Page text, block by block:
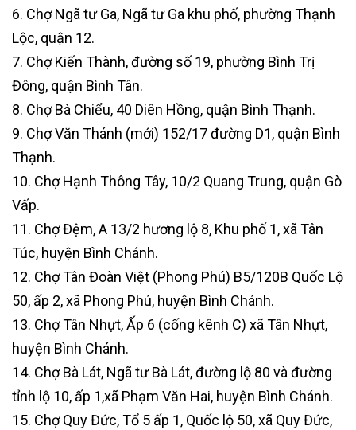
6. Chợ Ngã tư Ga, Ngã tư Ga khu phố, phường Thạnh
Lộc, quận 12.
7. Chợ Kiến Thành, đường số 19, phường Bình Trị
Đông, quận Bình Tân.
8. Chợ Bà Chiểu, 40 Diên Hồng, quận Bình Thạnh.
9. Chợ Văn Thánh (mới) 152/17 đường D1, quận Bình
Thạnh.
10. Chợ Hạnh Thông Tây, 10/2 Quang Trung, quận Gò
Vấp.
11. Chợ Đệm, A 13/2 hương lộ 8, Khu phố 1, xã Tân
Túc, huyện Bình Chánh.
12. Chợ Tân Đoàn Việt (Phong Phú) B5/120B Quốc Lộ
50, ấp 2, xã Phong Phú, huyện Bình Chánh.
13. Chợ Tân Nhựt, Ấp 6 (cống kênh C) xã Tân Nhựt,
huyện Bình Chánh.
14. Chợ Bà Lát, Ngã tư Bà Lát, đường lộ 80 và đường
tỉnh lộ 10, ấp 1,xã Phạm Văn Hai, huyện Bình Chánh.
15. Chợ Quy Đức, Tổ 5 ấp 1, Quốc lộ 50, xã Quy Đức,